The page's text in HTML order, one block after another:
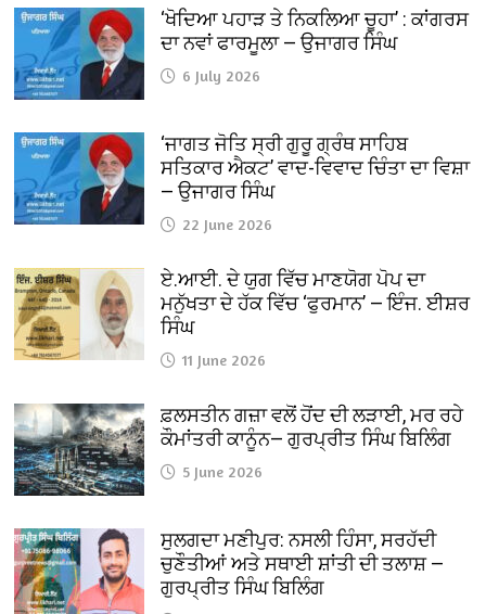
‘ਖੋਦਿਆ ਪਹਾੜ ਤੇ ਨਿਕਲਿਆ ਚੂਹਾ’ : ਕਾਂਗਰਸ
ਦਾ ਨਵਾਂ ਫਾਰਮੂਲਾ — ਉਜਾਗਰ ਸਿੰਘ
6 July 2026
‘ਜਾਗਤ ਜੋਤਿ ਸ੍ਰੀ ਗੁਰੂ ਗ੍ਰੰਥ ਸਾਹਿਬ
ਸਤਿਕਾਰ ਐਕਟ’ ਵਾਦ-ਵਿਵਾਦ ਚਿੰਤਾ ਦਾ ਵਿਸ਼ਾ
— ਉਜਾਗਰ ਸਿੰਘ
22 June 2026
ਏ.ਆਈ. ਦੇ ਯੁਗ ਵਿੱਚ ਮਾਣਯੋਗ ਪੋਪ ਦਾ
ਮਨੁੱਖਤਾ ਦੇ ਹੱਕ ਵਿੱਚ ‘ਫੁਰਮਾਨ’ — ਇੰਜ. ਈਸ਼ਰ
ਸਿੰਘ
11 June 2026
ਫ਼ਲਸਤੀਨ ਗਜ਼ਾ ਵਲੋਂ ਹੋਂਦ ਦੀ ਲੜਾਈ, ਮਰ ਰਹੇ
ਕੌਮਾਂਤਰੀ ਕਾਨੂੰਨ— ਗੁਰਪ੍ਰੀਤ ਸਿੰਘ ਬਿਲਿੰਗ
5 June 2026
ਸੁਲਗਦਾ ਮਣੀਪੁਰ: ਨਸਲੀ ਹਿੰਸਾ, ਸਰਹੱਦੀ
ਚੁਣੌਤੀਆਂ ਅਤੇ ਸਥਾਈ ਸ਼ਾਂਤੀ ਦੀ ਤਲਾਸ਼ —
ਗੁਰਪ੍ਰੀਤ ਸਿੰਘ ਬਿਲਿੰਗ